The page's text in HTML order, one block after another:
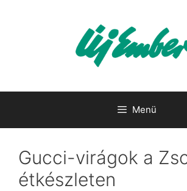
Menü
Gucci-virágok a
étkészleten